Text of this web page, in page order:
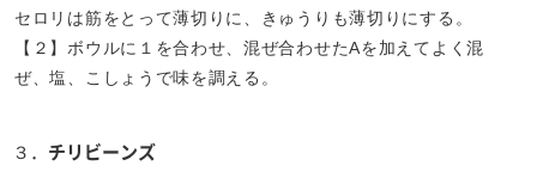
セロリは筋をとって薄切りに、きゅうりも薄切りにする。
【２】ボウルに１を合わせ、混ぜ合わせたAを加えてよく混
ぜ、塩、こしょうで味を調える。
３． チリビーンズ